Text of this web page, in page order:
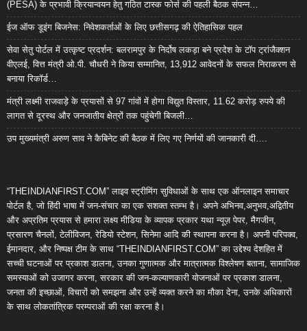
(PESA) के प्रभावी क्रियान्वयन हेतु गठित टास्क फोर्स की पहली बैठक संपन्न…
ईज ऑफ डूइंग बिजनेस: निवेशकर्ताओं के लिए छत्तीसगढ़ की ऐतिहासिक पहल
सेवा सेतु पोर्टल में उत्कृष्ट प्रदर्शन: बलरामपुर के निर्दोष लकड़ा बने प्रदेश के टॉप ट्रांजैक्शन
वीएलई, वित्त मंत्री ओ.पी. चौधरी ने किया सम्मानित, 13,912 आवेदनों के सफल निराकरण से
बनाया रिकॉर्ड…
मंत्री लक्ष्मी राजवाड़े के प्रयासों से 97 गांवों में होगा विद्युत विस्तार, 11.62 करोड़ रुपये की
लागत से दूरस्थ और जनजातीय क्षेत्रों तक पहुंचेगी बिजली…
उप मुख्यमंत्री अरुण साव ने कैबिनेट की बैठक में लिए गए निर्णयों की जानकारी दी….
“THEINDIANFIRST.COM” लाइव स्ट्रीमिंग सुविधाओं के साथ एक ऑनलाइन समाचार
पोर्टल है, जो हिंदी भाषा में जन-संचार का एक सशक्त स्तम्भ है। अपने अभिनव,अनुभव,अद्वितीय
और अप्रतिम प्रयास से हमारा लक्ष्य मीडिया के व्यापक प्रकार यथा न्यूज़ पेपर, मैगजीन,
प्रसारण चैनलों, टेलीविजन, रेडियो स्टेशन, सिनेमा आदि की स्थापना करना है। अपनी परिपक्व,
ईमानदार, और निष्पक्ष टीम के साथ “THEINDIANFIRST.COM” का उद्देश्य देशहित में
सच्ची घटनाओं पर प्रकाश डालना, उनका गुणात्मक और मात्रात्मक विश्लेषण बताना, सामाजिक
समस्याओं को उजागर करना, सरकार की जन-कल्याणकारी योजनाओं पर प्रकाश डालना,
जनता की इच्छाओं, विचारों को समझना और उन्हें व्यक्त करने का मौका देना, उनके अधिकारों
के साथ लोकतांत्रिक परम्पराओं की रक्षा करना है।